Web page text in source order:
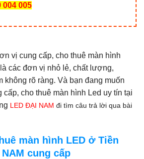
004 005
vị cung cấp, cho thuê màn hình
các đơn vị nhỏ lẻ, chất lượng,
không rõ ràng. Và bạn đang muốn
cấp, cho thuê màn hình Led uy tín tại
LED ĐẠI NAM đi tìm câu trả lời qua bài
màn hình LED ở Tiền
cung cấp